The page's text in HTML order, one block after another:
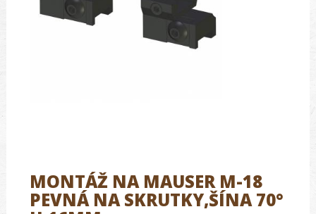
MONTÁŽ NA MAUSER M-18
PEVNÁ NA SKRUTKY,ŠÍNA 70°